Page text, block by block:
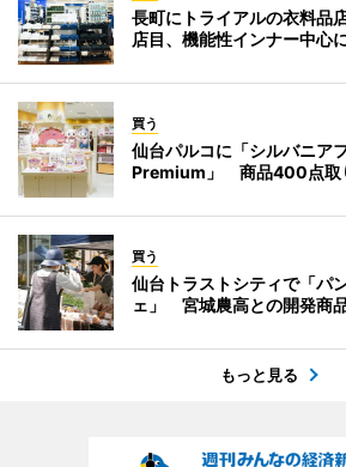
長町にトライアルの衣料
店目、機能性インナー中心
買う
仙台パルコに「シルバニア
Premium」 商品400点取
買う
仙台トラストシティで「パ
ェ」 宮城農高との開発商
もっと見る